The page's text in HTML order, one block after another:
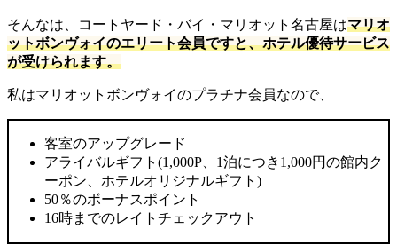
そんなは、コートヤード・バイ・マリオット名古屋はマリオ
ットボンヴォイのエリート会員ですと、ホテル優待サービス
が受けられます。
私はマリオットボンヴォイのプラチナ会員なので、
客室のアップグレード
アライバルギフト(1,000P、1泊につき1,000円の館内ク
ーポン、ホテルオリジナルギフト)
50％のボーナスポイント
16時までのレイトチェックアウト